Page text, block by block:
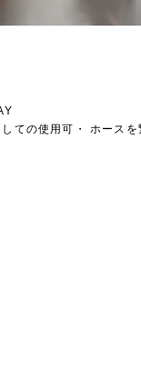
しての使用可・ ホースを